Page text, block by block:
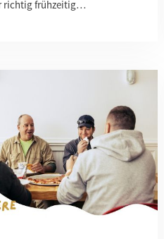
richtig frühzeitig…